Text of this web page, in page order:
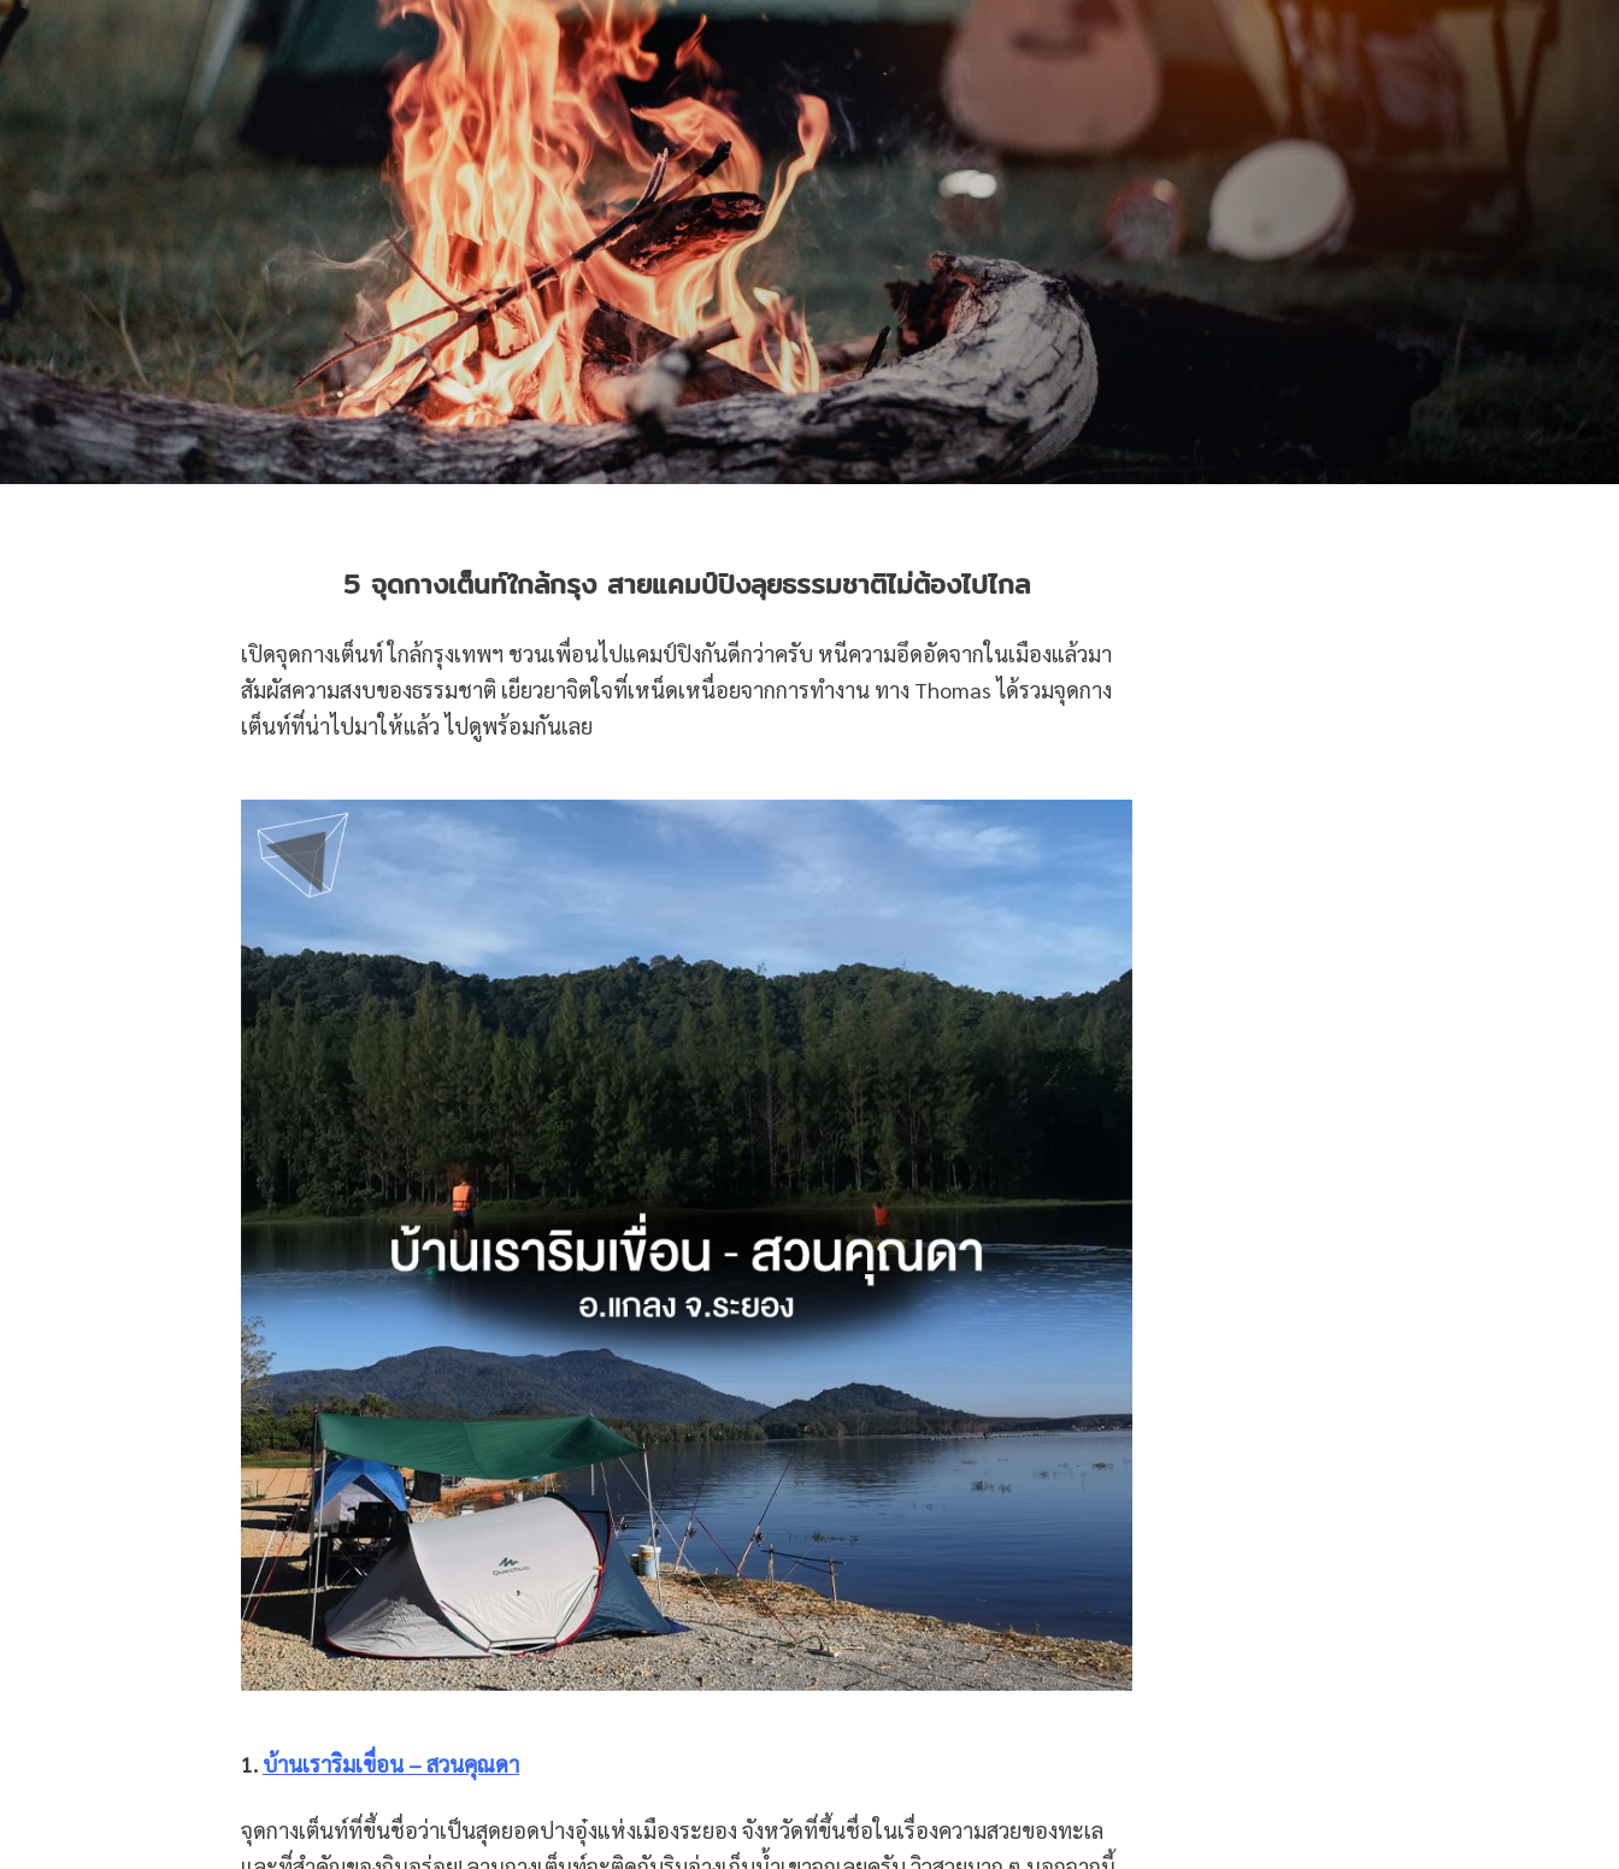
5 จุดกางเต็นท์ใกล้กรุง สายแคมป์ปิงลุยธรรมชาติไม่ต้องไปไกล
เปิดจุดกางเต็นท์ ใกล้กรุงเทพฯ ชวนเพื่อนไปแคมป์ปิงกันดีกว่าครับ หนีความอึดอัดจากในเมืองแล้วมา
สัมผัสความสงบของธรรมชาติ เยียวยาจิตใจที่เหน็ดเหนื่อยจากการทำงาน ทาง Thomas ได้รวมจุดกาง
เต็นท์ที่น่าไปมาให้แล้ว ไปดูพร้อมกันเลย
1. บ้านเราริมเขื่อน – สวนคุณดา
จุดกางเต็นท์ที่ขึ้นชื่อว่าเป็นสุดยอดปางอุ๋งแห่งเมืองระยอง จังหวัดที่ขึ้นชื่อในเรื่องความสวยของทะเล